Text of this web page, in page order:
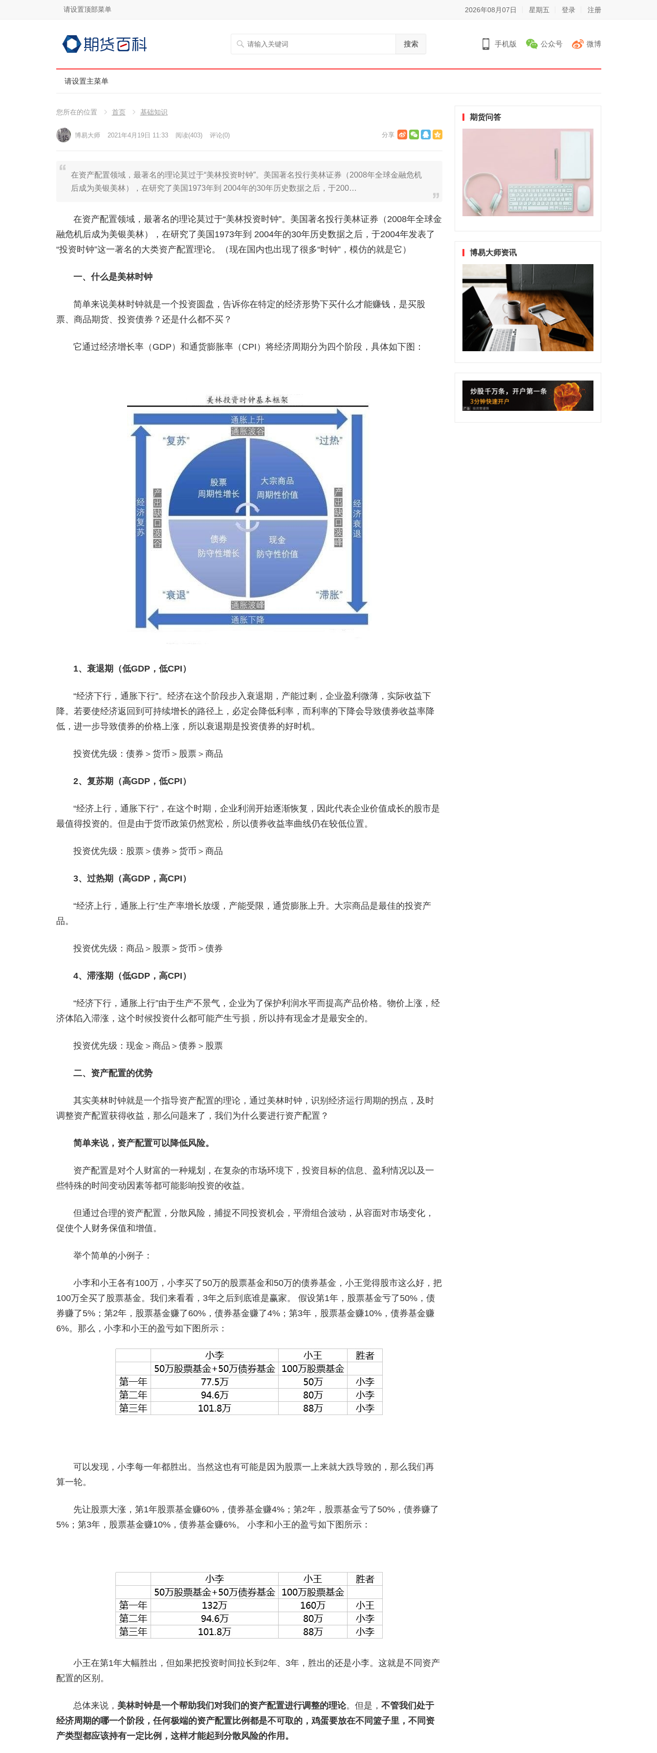
请设置顶部菜单 2026年08月07日 星期五 登录 注册
搜索 手机版 公众号 微博
请设置主菜单
您所在的位置 首页 基础知识
博易大师 2021年4月19日 11:33 阅读(403) 评论(0)
在资产配置领域，最著名的理论莫过于“美林投资时钟”。美国著名投行美林证券（2008年全球金融危机
后成为美银美林），在研究了美国1973年到 2004年的30年历史数据之后，于200…
在资产配置领域，最著名的理论莫过于“美林投资时钟”。美国著名投行美林证券（2008年全球金
融危机后成为美银美林），在研究了美国1973年到 2004年的30年历史数据之后，于2004年发表了
“投资时钟”这一著名的大类资产配置理论。（现在国内也出现了很多“时钟”，模仿的就是它）
一、什么是美林时钟
简单来说美林时钟就是一个投资圆盘，告诉你在特定的经济形势下买什么才能赚钱，是买股
票、商品期货、投资债券？还是什么都不买？
它通过经济增长率（GDP）和通货膨胀率（CPI）将经济周期分为四个阶段，具体如下图：
1、衰退期（低GDP，低CPI）
“经济下行，通胀下行”。经济在这个阶段步入衰退期，产能过剩，企业盈利微薄，实际收益下
降。若要使经济返回到可持续增长的路径上，必定会降低利率，而利率的下降会导致债券收益率降
低，进一步导致债券的价格上涨，所以衰退期是投资债券的好时机。
投资优先级：债券＞货币＞股票＞商品
2、复苏期（高GDP，低CPI）
“经济上行，通胀下行”，在这个时期，企业利润开始逐渐恢复，因此代表企业价值成长的股市是
最值得投资的。但是由于货币政策仍然宽松，所以债券收益率曲线仍在较低位置。
投资优先级：股票＞债券＞货币＞商品
3、过热期（高GDP，高CPI）
“经济上行，通胀上行”生产率增长放缓，产能受限，通货膨胀上升。大宗商品是最佳的投资产
品。
投资优先级：商品＞股票＞货币＞债券
4、滞涨期（低GDP，高CPI）
“经济下行，通胀上行”由于生产不景气，企业为了保护利润水平而提高产品价格。物价上涨，经
济体陷入滞涨，这个时候投资什么都可能产生亏损，所以持有现金才是最安全的。
投资优先级：现金＞商品＞债券＞股票
二、资产配置的优势
其实美林时钟就是一个指导资产配置的理论，通过美林时钟，识别经济运行周期的拐点，及时
调整资产配置获得收益，那么问题来了，我们为什么要进行资产配置？
简单来说，资产配置可以降低风险。
资产配置是对个人财富的一种规划，在复杂的市场环境下，投资目标的信息、盈利情况以及一
些特殊的时间变动因素等都可能影响投资的收益。
但通过合理的资产配置，分散风险，捕捉不同投资机会，平滑组合波动，从容面对市场变化，
促使个人财务保值和增值。
举个简单的小例子：
小李和小王各有100万，小李买了50万的股票基金和50万的债券基金，小王觉得股市这么好，把
100万全买了股票基金。我们来看看，3年之后到底谁是赢家。 假设第1年，股票基金亏了50%，债
券赚了5%；第2年，股票基金赚了60%，债券基金赚了4%；第3年，股票基金赚10%，债券基金赚
6%。那么，小李和小王的盈亏如下图所示：
可以发现，小李每一年都胜出。当然这也有可能是因为股票一上来就大跌导致的，那么我们再
算一轮。
先让股票大涨，第1年股票基金赚60%，债券基金赚4%；第2年，股票基金亏了50%，债券赚了
5%；第3年，股票基金赚10%，债券基金赚6%。 小李和小王的盈亏如下图所示：
小王在第1年大幅胜出，但如果把投资时间拉长到2年、3年，胜出的还是小李。这就是不同资产
配置的区别。
总体来说， 美林时钟是一个帮助我们对我们的资产配置进行调整的理论。但是， 不管我们处于
经济周期的哪一个阶段，任何极端的资产配置比例都是不可取的，鸡蛋要放在不同篮子里，不同资
产类型都应该持有一定比例，这样才能起到分散风险的作用。
期货问答
博易大师资讯